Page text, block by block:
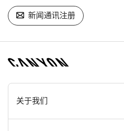
新闻通讯注册
[footer.linksList.title]
关于我们